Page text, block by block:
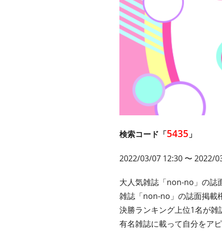
検索コード「5435 」
2022/03/07 12:30 〜 2022/
大人気雑誌「non-no」の誌
雑誌「non-no」の誌面掲載
決勝ランキング上位1名が
有名雑誌に載って自分をア